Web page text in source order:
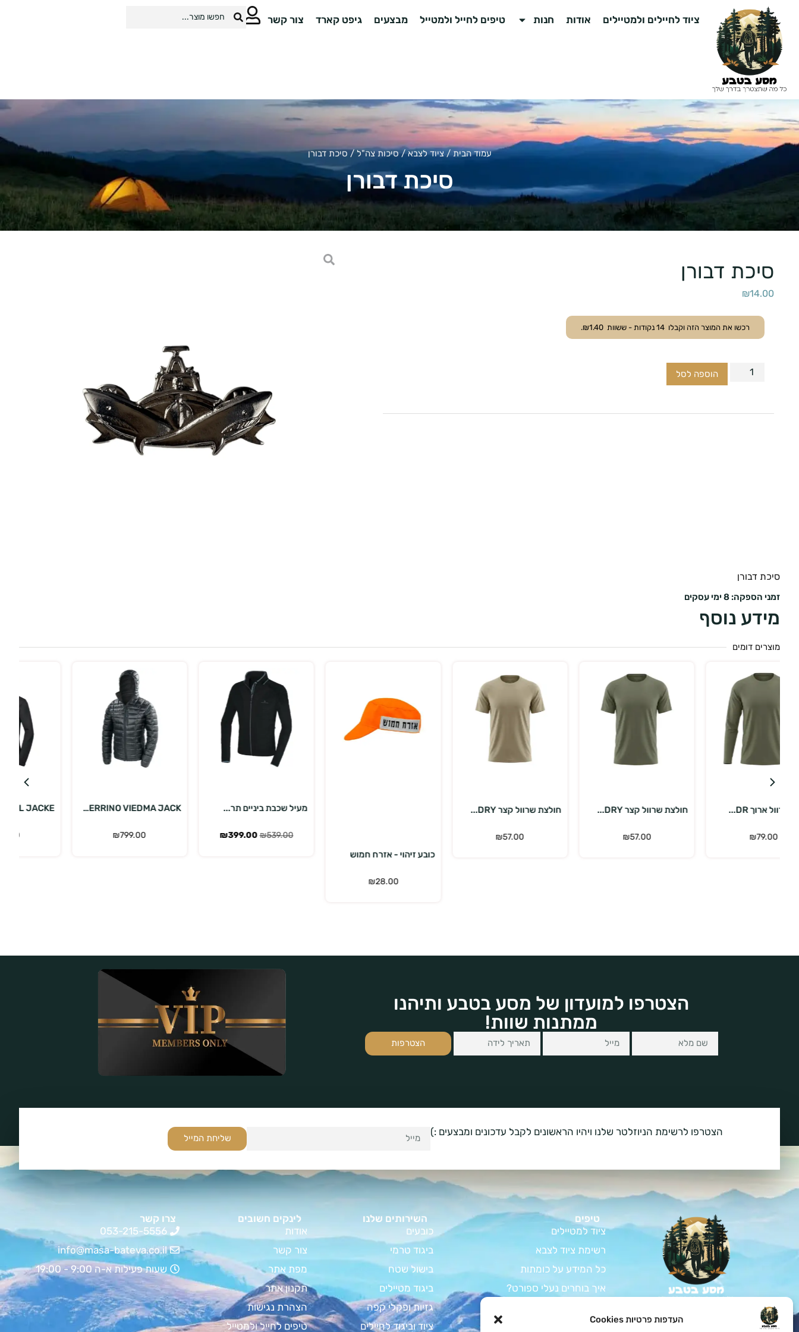
העדפות פרטיות Cookies
ציוד לחיילים ולמטיילים אודות חנות טיפים לחייל ולמטייל מבצעים גיפט קארד צור קשר
עמוד הבית/ציוד לצבא/סיכות צה"ל/ סיכת דבורן
סיכת דבורן
סיכת דבורן
₪14.00
רכשו את המוצר הזה וקבלו 14 נקודות - ששוות ₪1.40
.
הוספה לסל
סיכת דבורן
זמני הספקה: 8 ימי עסקים
מידע נוסף
מוצרים דומים
חולצת שרוול קצר DRY... חולצת שרוול קצר DRY... הוספה לסל
כובע זיהוי - אזרח חמוש
מעיל שכבת ביניים תר... FERRINO VIEDMA JACK...
799.00
FERRINO TOBOL JACKE...
הצטרפו למועדון של מסע בטבע ותיהנו
ממתנות שוות!
הצטרפות
הצטרפו לרשימת הניוזלטר שלנו ויהיו הראשונים לקבל עדכונים ומבצעים :)
שליחת המייל
צאו למסע בלתי נשכח
בטבע עם כל הציוד לחיילים
טיפים
ציוד למטיילים
רשימת ציוד לצבא
כל המידע על כומתות
איך בוחרים נעלי ספורט?
ציוד למתגייס – המדריך המלא
השירותים שלנו
כובעים
ביגוד טרמי
בישול שטח
ביגוד מטיילים
גזיות ופקלי קפה
ציוד וביגוד לחיילים
לינקים חשובים
אודות
צור קשר
מפת אתר
תקנון אתר
הצהרת נגישות
טיפים לחייל ולמטייל
צרו קשר
053-215-5556
info@masa-bateva.co.il
שעות פעילות א-ה 9:00 - 19:00